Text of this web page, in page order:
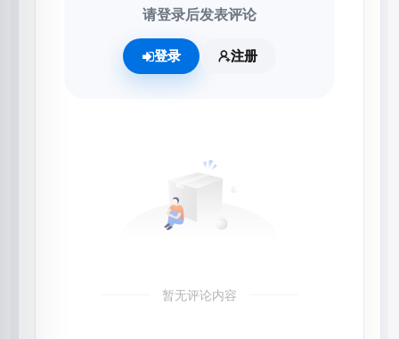
请登录后发表评论
登录 注册
暂无评论内容